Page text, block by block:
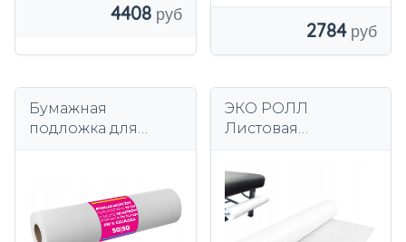
4408
2784
Бумажная
подложка для
ЭКО РОЛЛ
Листовая
основа 50см х 50м
14г/м2 SALTEC